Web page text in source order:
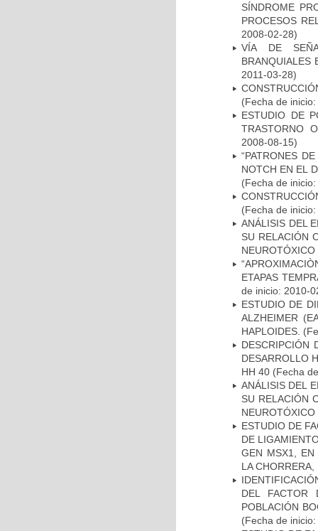
SÍNDROME
PROCESOS
2008-02-28)
VÍA DE
BRANQUIALES
2011-03-28)
(Fecha de
ESTUDIO DE
TRASTORNO
2008-08-15)
“PATRONES
NOTCH EN EL
(Fecha de
(Fecha de
ANÁLISIS DEL
SU RELACIÓN
NEUROTÓXICO
ETAPAS
de inicio: 2010-
ESTUDIO DE
ALZHEIMER
HAPLOIDES.
DESCRIPCIÓN
DESARROLLO
HH 40 (Fecha
ANÁLISIS DEL
SU RELACIÓN
NEUROTÓXICO
ESTUDIO DE
DE
GEN MSX1, EN
LA
DEL FACTOR
POBLACIÓN
(Fecha de